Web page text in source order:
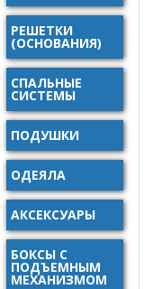
РЕШЕТКИ
(ОСНОВАНИЯ)
СПАЛЬНЫЕ
СИСТЕМЫ
ПОДУШКИ
ОДЕЯЛА
АКСЕКСУАРЫ
БОКСЫ С
ПОДЪЕМНЫМ
МЕХАНИЗМОМ